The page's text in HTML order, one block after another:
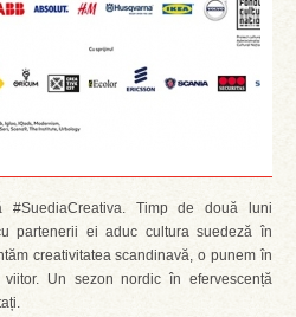
#SuediaCreativa. Timp de două luni
partenerii ei aduc cultura suedeză în
creativitatea scandinavă, o punem în
Un sezon nordic în efervescență